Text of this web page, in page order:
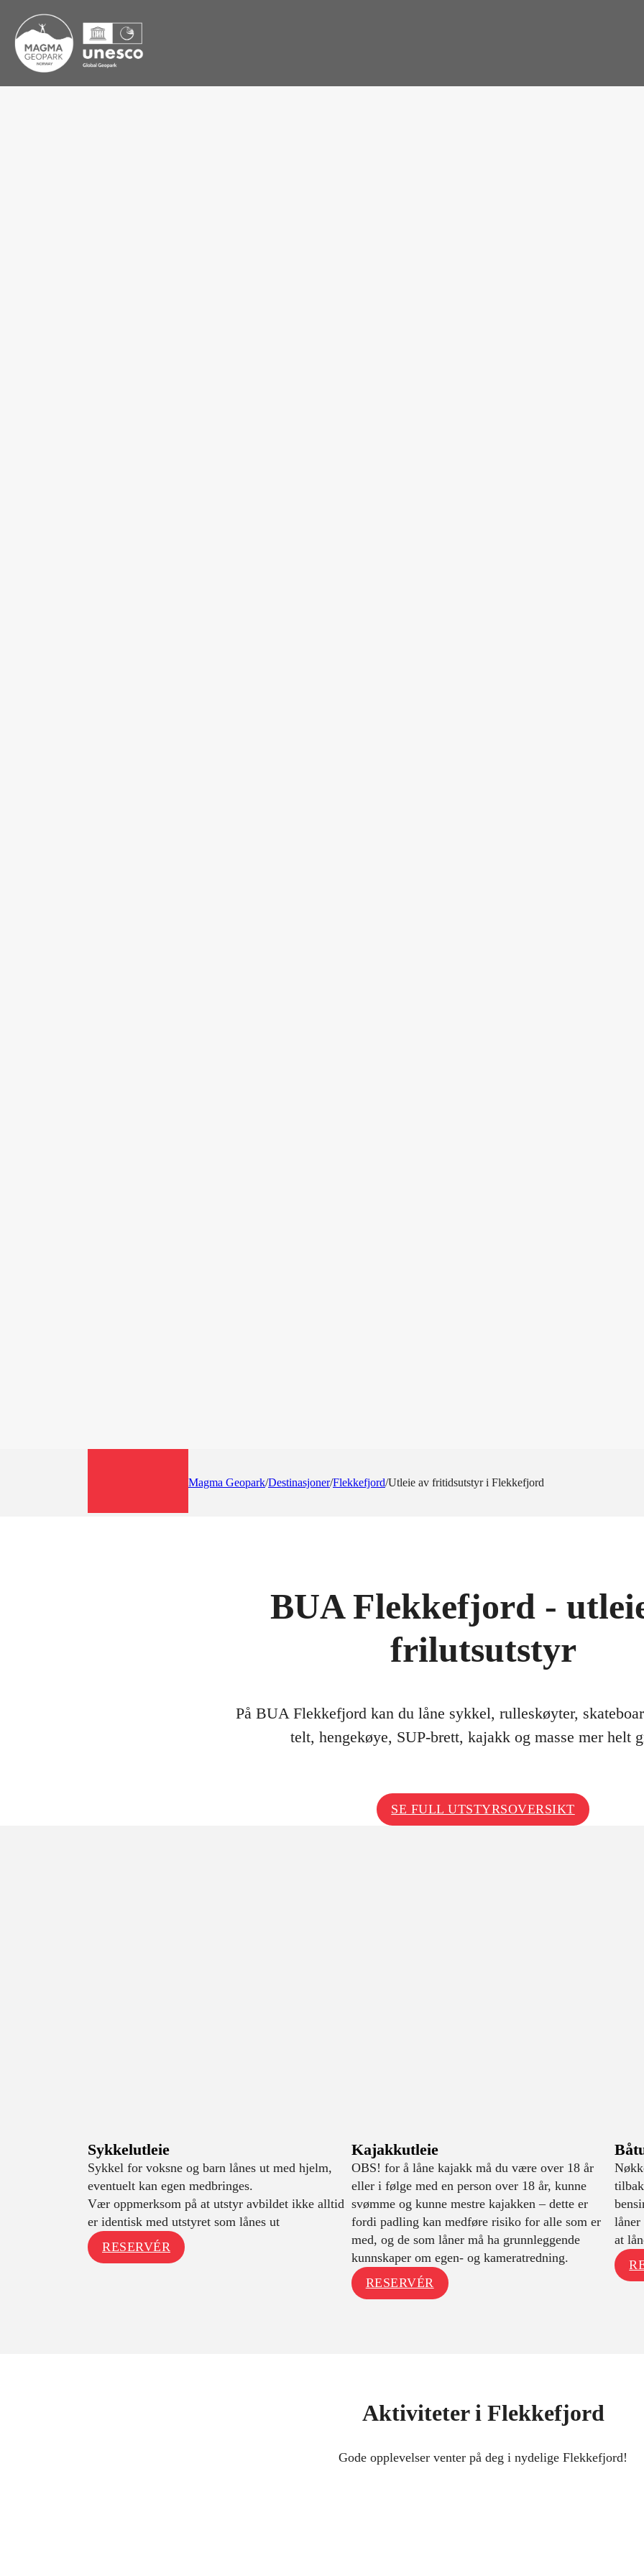
Magma Geopark/Destinasjoner/Flekkefjord/Utleie av fritidsutstyr i Flekkefjord
BUA Flekkefjord -
frilutsutstyr
På BUA Flekkefjord kan du låne sykkel, rulleskøyter,
telt, hengekøye, SUP-brett, kajakk og masse mer helt
SE FULL UTSTYRSOVERSIKT
Sykkelutleie
Sykkel for voksne og barn lånes ut med hjelm,
eventuelt kan egen medbringes.
Vær oppmerksom på at utstyr avbildet ikke alltid
er identisk med utstyret som lånes ut
RESERVÉR
Kajakkutleie
OBS! for å låne kajakk må du være over 18 år
eller i følge med en person over 18 år, kunne
svømme og kunne mestre kajakken – dette er
fordi padling kan medføre risiko for alle som er
med, og de som låner må ha grunnleggende
kunnskaper om egen- og kameratredning.
RESERVÉR
låner
at
Aktiviteter i Flekkefjord
Gode opplevelser venter på deg i nydelige Flekkefjord!